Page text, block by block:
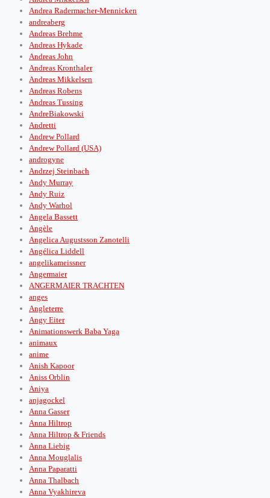
Andrea Radermacher-Mennicken
andreaberg
Andreas Brehme
Andreas Hykade
Andreas John
Andreas Kronthaler
Andreas Mikkelsen
Andreas Robens
Andreas Tussing
AndreBiakowski
Andretti
Andrew Pollard
Andrew Pollard (USA)
androgyne
Andrzej Steinbach
Andy Murray
Andy Ruiz
Andy Warhol
Angela Bassett
Angèle
Angelica Augustsson Zanotelli
Angélica Liddell
angelikameissner
Angermaier
ANGERMAIER TRACHTEN
anges
Angleterre
Angy Eiter
Animationswerk Baba Yaga
animaux
anime
Anish Kapoor
Aniss Orblin
Aniya
anjagockel
Anna Gasser
Anna Hiltrop
Anna Hiltrop & Friends
Anna Liebig
Anna Mouglalis
Anna Paparatti
Anna Thalbach
Anna Vyakhireva